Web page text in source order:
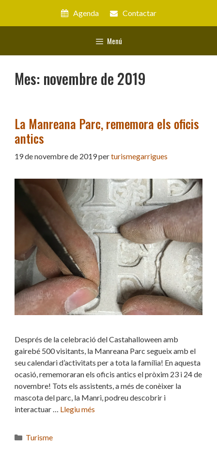
contingut
Agenda Contactar
Menú
Mes: novembre de 2019
La Manreana Parc, rememora els oficis
antics
19 de novembre de 2019perturismegarrigues
Després de la celebració del Castahalloween amb
gairebé 500 visitants, la Manreana Parc segueix amb el
seu calendari d’activitats per a tota la família! En aquesta
ocasió, rememoraran els oficis antics el pròxim 23 i 24 de
novembre! Tots els assistents, a més de conèixer la
mascota del parc, la Manri, podreu descobrir i
interactuar … Llegiu més
Categories
Turisme